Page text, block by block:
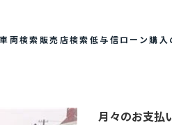
両検索 販売店検索低与信ローン購入
月々のお支払